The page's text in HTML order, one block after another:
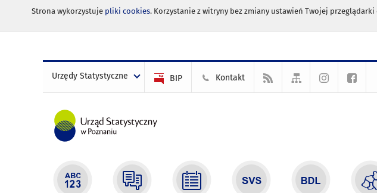
Strona wykorzystuje pliki cookies. Korzystanie z witryny bez zmiany ustawień Twojej
Urzędy Statystyczne BIP Kontakt